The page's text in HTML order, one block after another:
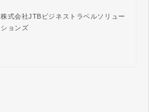
ソリューションズ
株式会社JTBビジネストラベルソリュー
ションズ